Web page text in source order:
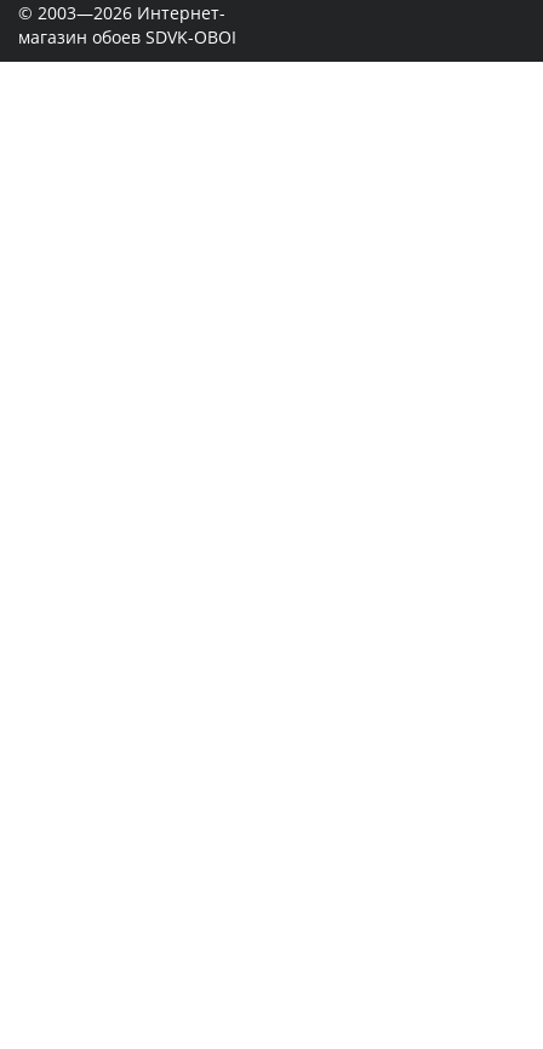
© 2003—2026 Интернет-
магазин обоев SDVK-OBOI